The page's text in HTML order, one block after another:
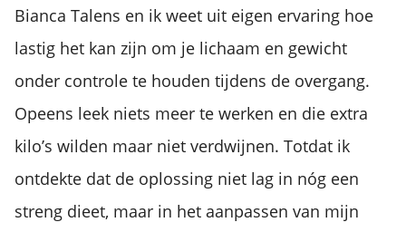
Bianca Talens en ik weet uit eigen ervaring hoe
lastig het kan zijn om je lichaam en gewicht
onder controle te houden tijdens de overgang.
Opeens leek niets meer te werken en die extra
kilo’s wilden maar niet verdwijnen. Totdat ik
ontdekte dat de oplossing niet lag in nóg een
streng dieet, maar in het aanpassen van mijn